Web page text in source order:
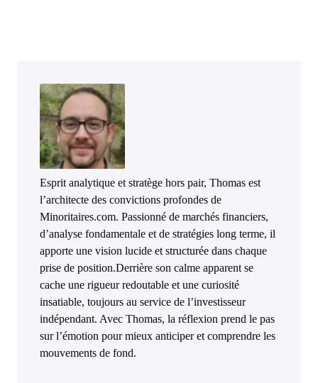
Esprit analytique et stratège hors pair, Thomas est
l’architecte des convictions profondes de
Minoritaires.com. Passionné de marchés financiers,
d’analyse fondamentale et de stratégies long terme, il
apporte une vision lucide et structurée dans chaque
prise de position.Derrière son calme apparent se
cache une rigueur redoutable et une curiosité
insatiable, toujours au service de l’investisseur
indépendant. Avec Thomas, la réflexion prend le pas
sur l’émotion pour mieux anticiper et comprendre les
mouvements de fond.